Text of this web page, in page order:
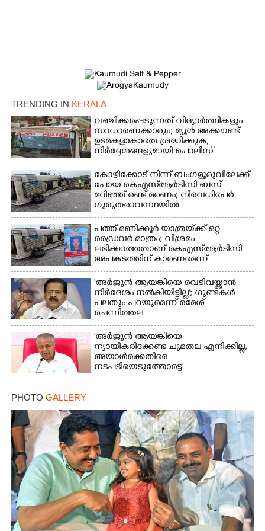
TRENDING IN KERALA
വഞ്ചിക്കപ്പെടുന്നത് വിദ്യാർത്ഥികളും
സാധാരണക്കാരും; മ്യൂൾ അക്കൗണ്ട്
ഉടമകളാകാതെ ശ്രദ്ധിക്കുക,
നിർദ്ദേശങ്ങളുമായി പൊലീസ്
കോഴിക്കോട് നിന്ന് ബംഗളൂരുവിലേക്ക്
പോയ കെഎസ്‌ആർടിസി ബസ്
മറിഞ്ഞ് രണ്ട് മരണം; നിരവധിപേർ
ഗുരുതരാവസ്ഥയിൽ
പത്ത് മണിക്കൂർ യാത്രയ്‌ക്ക് ഒറ്റ
ഡ്രൈവർ മാത്രം; വിശ്രമം
ലഭിക്കാത്തതാണ് കെഎസ്‌ആർടിസി
അപകടത്തിന് കാരണമെന്ന്
വിമർശനം
'അർജുൻ ആയങ്കിയെ വെടിവയ്ക്കാൻ
നിർദേശം നൽകിയിട്ടില്ല'; ഗുണ്ടകൾ
പലതും പറയുമെന്ന് രമേശ്
ചെന്നിത്തല
'അർജുൻ ആയങ്കിയെ
ന്യായീകരിക്കേണ്ട ചുമതല എനിക്കില്ല,
അയാൾക്കെതിരെ
നടപടിയെടുത്തോട്ടെ'
PHOTO GALLERY